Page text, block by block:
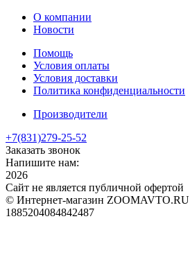
О компании
Новости
Помощь
Условия оплаты
Условия доставки
Политика конфиденциальности
Производители
+7(831)279-25-52
Заказать звонок
Напишите нам:
2026
Сайт не является публичной офертой
© Интернет-магазин ZOOMAVTO.RU
1885204084842487